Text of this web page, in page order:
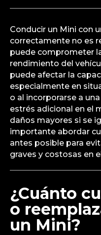
Conducir un Mini con
correctamente no es
puede comprometer
rendimiento del
puede afectar la
especialmente en
o al incorporarse a
estrés adicional en el
daños mayores si se
importante abordar
antes posible para
graves y costosas en
¿Cuánto
o
un Mini?